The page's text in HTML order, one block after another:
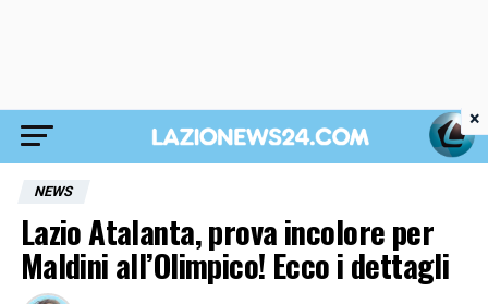
NEWS
Lazio Atalanta, prova incolore per
Maldini all’Olimpico! Ecco i dettagli
×